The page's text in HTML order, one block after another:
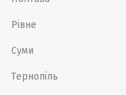
Рівне
Суми
Тернопіль